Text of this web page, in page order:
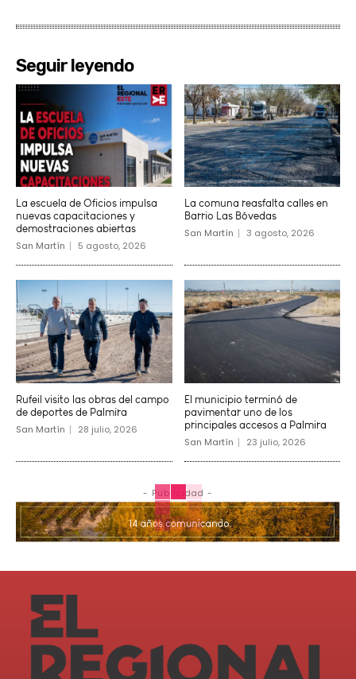
Seguir leyendo
La escuela de Oficios impulsa
nuevas capacitaciones y
demostraciones abiertas
San Martín 5 agosto, 2026
La comuna reasfalta calles en
Barrio Las Bóvedas
San Martín 3 agosto, 2026
Rufeil visito las obras del campo
de deportes de Palmira
San Martín 28 julio, 2026
El municipio terminó de
pavimentar uno de los
principales accesos a Palmira
San Martín 23 julio, 2026
- Publicidad -